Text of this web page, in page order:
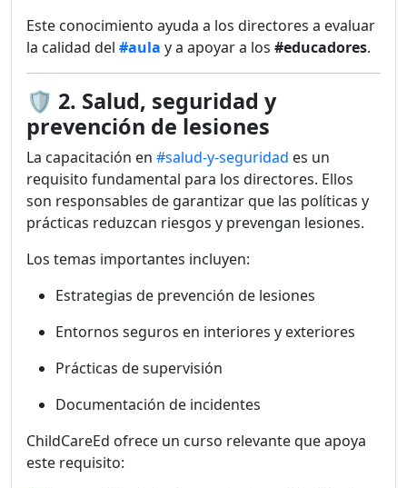
Este conocimiento ayuda a los directores a evaluar
la calidad del #aula y a apoyar a los #educadores.
🛡️ 2. Salud, seguridad y
prevención de lesiones
La capacitación en #salud-y-seguridad es un
requisito fundamental para los directores. Ellos
son responsables de garantizar que las políticas y
prácticas reduzcan riesgos y prevengan lesiones.
Los temas importantes incluyen:
Estrategias de prevención de lesiones
Entornos seguros en interiores y exteriores
Prácticas de supervisión
Documentación de incidentes
ChildCareEd ofrece un curso relevante que apoya
este requisito: